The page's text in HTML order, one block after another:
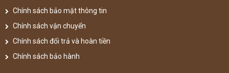
Chính sách bảo mật thông tin
Chính sách vận chuyển
Chính sách đổi trả và hoàn tiền
Chính sách bảo hành